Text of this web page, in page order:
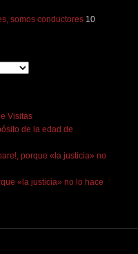
somos conductores 10
Visitas
de la edad de
porque «la justicia» no
«la justicia» no lo hace